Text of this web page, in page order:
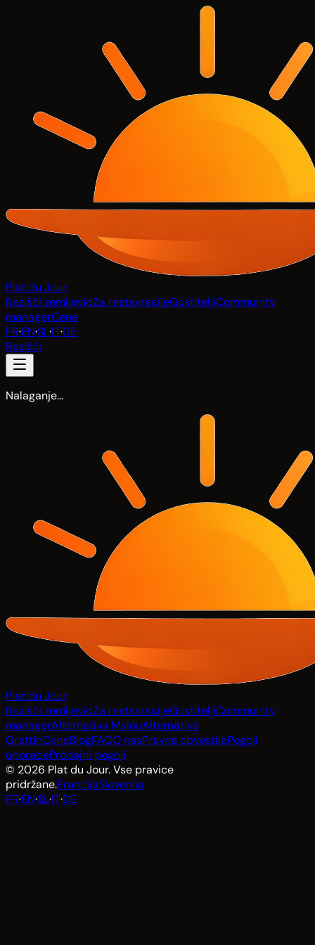
Plat du Jour
Razišči zemljevidZa restavracijeGostiteljiCommunity
managerCene
FR·EN·SL·IT·DE
Razišči
Nalaganje…
Plat du Jour
Razišči zemljevidZa restavracijeGostiteljiCommunity
managerAlternativa MalouAlternativa
GrattinCeneBlogFAQO nasPravna obvestilaPogoji
uporabeProdajni pogoji
© 2026 Plat du Jour. Vse pravice
pridržane.FrancijaSlovenija
FR·EN·SL·IT·DE